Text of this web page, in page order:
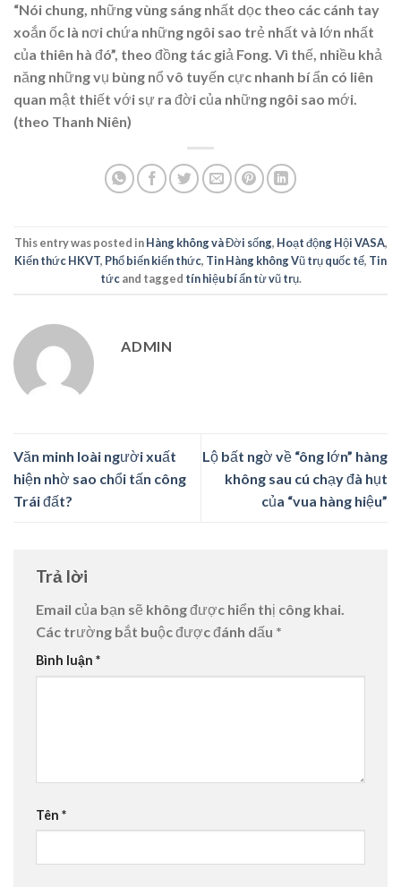
“Nói chung, những vùng sáng nhất dọc theo các cánh tay
xoắn ốc là nơi chứa những ngôi sao trẻ nhất và lớn nhất
của thiên hà đó”, theo đồng tác giả Fong. Vì thế, nhiều khả
năng những vụ bùng nổ vô tuyến cực nhanh bí ẩn có liên
quan mật thiết với sự ra đời của những ngôi sao mới.
(theo Thanh Niên)
This entry was posted inHàng không và Đời sống, Hoạt động Hội VASA,
Kiến thức HKVT, Phổ biến kiến thức, Tin Hàng không Vũ trụ quốc tế, Tin
tứcand tagged tín hiệu bí ẩn từ vũ trụ.
ADMIN
Văn minh loài người xuất
hiện nhờ sao chổi tấn công
Trái đất?
Lộ bất ngờ về “ông lớn” hàng
không sau cú chạy đà hụt
của “vua hàng hiệu”
Trả lời
Email của bạn sẽ không được hiển thị công khai.
Các trường bắt buộc được đánh dấu *
Bình luận *
Tên *